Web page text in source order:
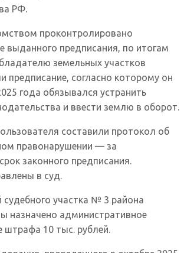
РФ.
проконтролировано
выданного предписания, по итогам
земельных участков
предписание, согласно которому он
года обязывался устранить
и ввести землю в оборот.
составили протокол об
правонарушении — за
законного предписания.
в суд.
участка № 3 района
назначено административное
штрафа 10 тыс. рублей.